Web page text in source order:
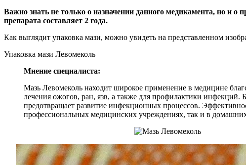
Важно знать не только о назначении данного медикамента, но и о
препарата составляет 2 года.
Как выглядит упаковка мази, можно увидеть на представленном
Упаковка мази Левомеколь
Мнение специалиста:
Мазь Левомеколь находит широкое применение в медицине
лечения ожогов, ран, язв, а также для профилактики
предотвращает развитие инфекционных процессов.
профессиональных медицинских учреждениях, так и в